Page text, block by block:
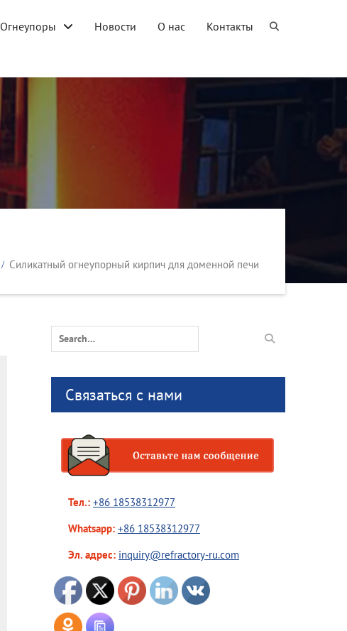
Огнеупоры Новости О нас Контакты
Силикатный огнеупорный кирпич для доменной печи
Search
for:
Связаться с нами
Тел.: +86 18538312977
Whatsapp: +86 18538312977
Эл. адрес: inquiry@refractory-ru.com